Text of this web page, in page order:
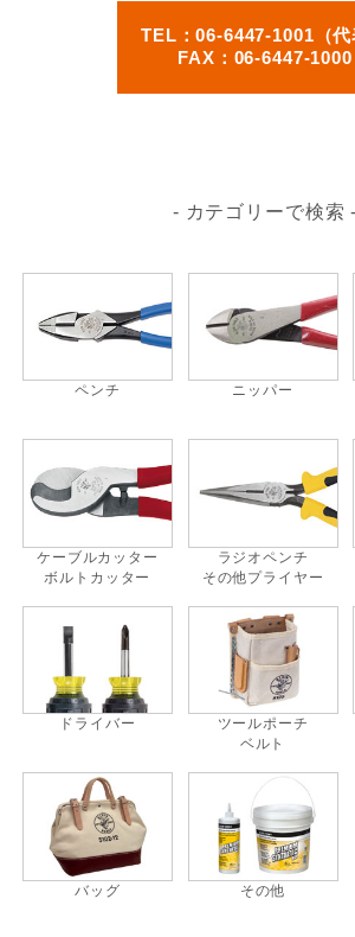
TEL：06-6447-1001（代
FAX：06-6447-1000
- カテゴリーで検索 -
ペンチ ニッパー
ケーブルカッター
ボルトカッター
ラジオペンチ
その他プライヤー
ドライバー
ツールポーチ
ベルト
バッグ その他